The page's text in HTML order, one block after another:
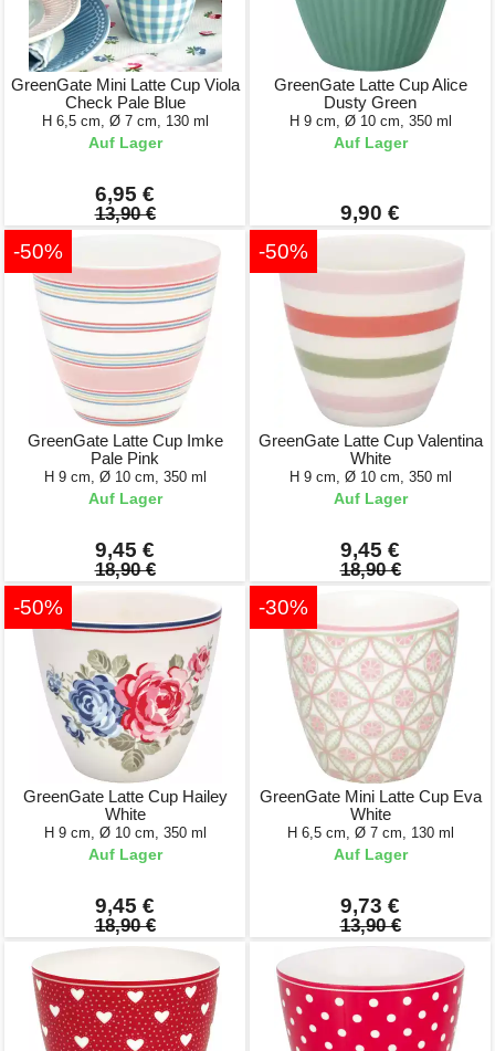
GreenGate Mini Latte Cup Viola
Check Pale Blue
H 6,5 cm, Ø 7 cm, 130 ml
Auf Lager
6,95 €
13,90 €
GreenGate Latte Cup Alice
Dusty Green
H 9 cm, Ø 10 cm, 350 ml
Auf Lager
9,90 €
-50%
GreenGate Latte Cup Imke
Pale Pink
H 9 cm, Ø 10 cm, 350 ml
Auf Lager
9,45 €
18,90 €
-50%
GreenGate Latte Cup Valentina
White
H 9 cm, Ø 10 cm, 350 ml
Auf Lager
9,45 €
18,90 €
-50%
GreenGate Latte Cup Hailey
White
H 9 cm, Ø 10 cm, 350 ml
Auf Lager
9,45 €
18,90 €
-30%
GreenGate Mini Latte Cup Eva
White
H 6,5 cm, Ø 7 cm, 130 ml
Auf Lager
9,73 €
13,90 €